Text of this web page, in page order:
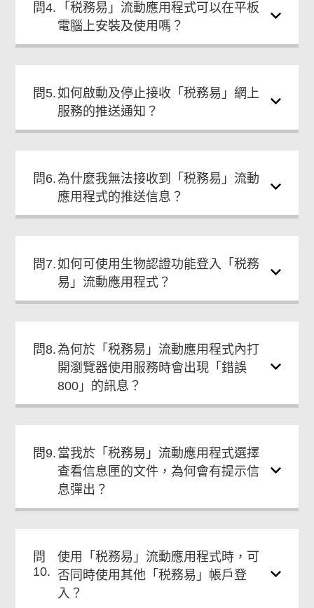
問4.
「税務易」流動應用程式可以在平板
電腦上安裝及使用嗎？
問5.如何啟動及停止接收「税務易」網上
服務的推送通知？
問6.為什麼我無法接收到「税務易」流動
應用程式的推送信息？
問7.如何可使用生物認證功能登入「税務
易」流動應用程式？
問8.為何於「税務易」流動應用程式內打
開瀏覽器使用服務時會出現「錯誤
800」的訊息？
問9. 當我於「税務易」流動應用程式選擇
查看信息匣的文件，為何會有提示信
息彈出？
問
10.
使用「税務易」流動應用程式時，可
否同時使用其他「税務易」帳戶登
入？